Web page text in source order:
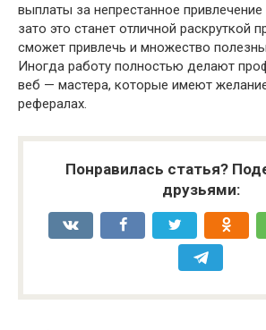
выплаты за непрестанное
зато это станет отличной раскруткой
сможет привлечь и множество
Иногда работу полностью делают
веб — мастера, которые имеют
рефералах.
Понравилась статья?
друзьями: